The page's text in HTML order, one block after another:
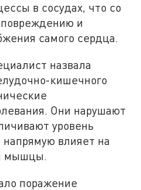
в сосудах, что со
и
самого сердца.
назвала
кишечного
Они нарушают
уровень
напрямую влияет на
мышцы.
поражение